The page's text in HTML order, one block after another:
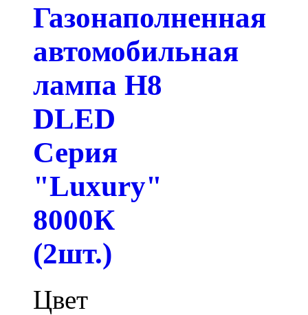
Газонаполненная
автомобильная
лампа H8
DLED
Серия
"Luxury"
8000К
(2шт.)
Цвет